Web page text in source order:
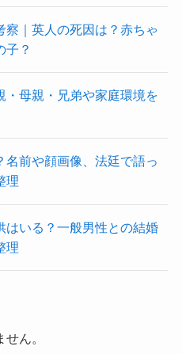
察｜英人の死因は？赤ちゃ
子？
・母親・兄弟や家庭環境を
名前や顔画像、法廷で語っ
理
はいる？一般男性との結婚
理
ん。